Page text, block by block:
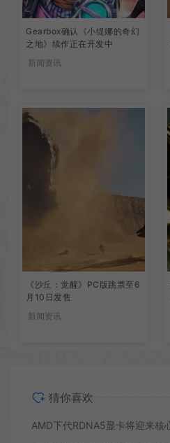
Gearbox确认《小缇娜的奇幻
之地》续作正在开发中
新闻资讯
《沙丘：觉醒》PC版跳票至6
月10日发售
新闻资讯
猜你喜欢